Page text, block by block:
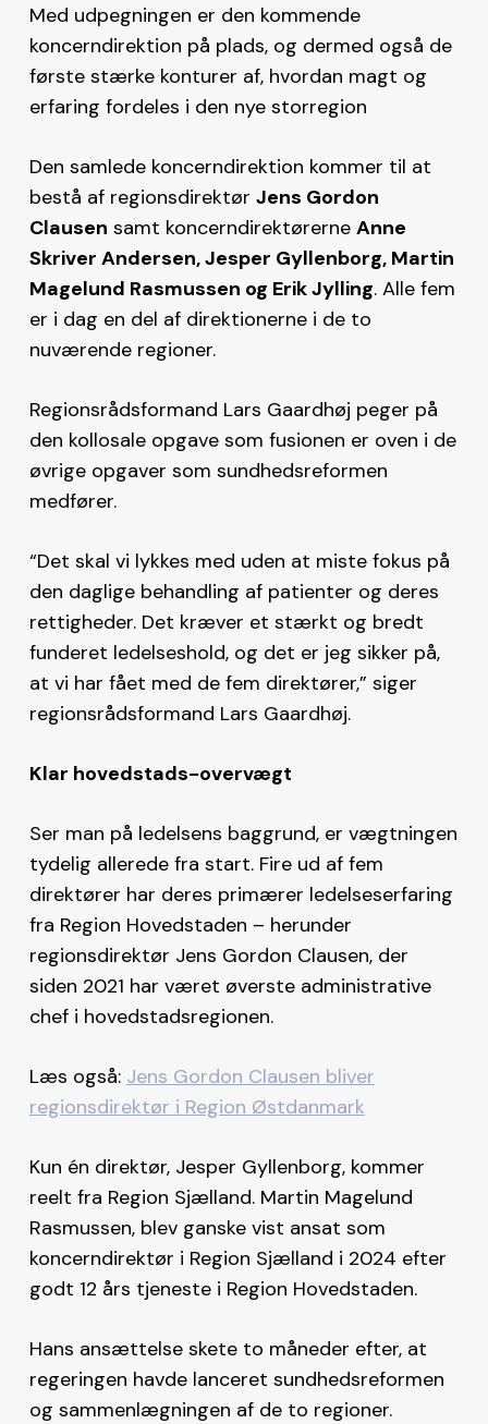
Med udpegningen er den kommende
koncerndirektion på plads, og dermed også de
første stærke konturer af, hvordan magt og
erfaring fordeles i den nye storregion
Den samlede koncerndirektion kommer til at
bestå af regionsdirektør Jens Gordon
Clausen samt koncerndirektørerne Anne
Skriver Andersen, Jesper Gyllenborg, Martin
Magelund Rasmussen og Erik Jylling. Alle fem
er i dag en del af direktionerne i de to
nuværende regioner.
Regionsrådsformand Lars Gaardhøj peger på
den kollosale opgave som fusionen er oven i de
øvrige opgaver som sundhedsreformen
medfører.
“Det skal vi lykkes med uden at miste fokus på
den daglige behandling af patienter og deres
rettigheder. Det kræver et stærkt og bredt
funderet ledelseshold, og det er jeg sikker på,
at vi har fået med de fem direktører,” siger
regionsrådsformand Lars Gaardhøj.
Klar hovedstads-overvægt
Ser man på ledelsens baggrund, er vægtningen
tydelig allerede fra start. Fire ud af fem
direktører har deres primærer ledelseserfaring
fra Region Hovedstaden – herunder
regionsdirektør Jens Gordon Clausen, der
siden 2021 har været øverste administrative
chef i hovedstadsregionen.
Læs også: Jens Gordon Clausen bliver
regionsdirektør i Region Østdanmark
Kun én direktør, Jesper Gyllenborg, kommer
reelt fra Region Sjælland. Martin Magelund
Rasmussen, blev ganske vist ansat som
koncerndirektør i Region Sjælland i 2024 efter
godt 12 års tjeneste i Region Hovedstaden.
Hans ansættelse skete to måneder efter, at
regeringen havde lanceret sundhedsreformen
og sammenlægningen af de to regioner.